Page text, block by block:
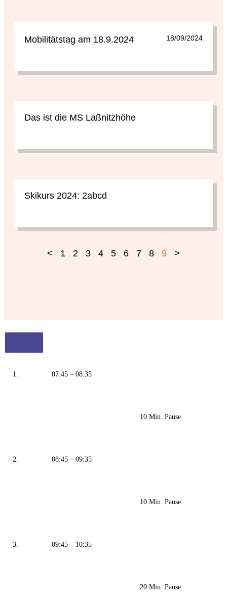
18/09/2024
Mobilitätstag am 18.9.2024
Das ist die MS Laßnitzhöhe
Skikurs 2024: 2abcd
< 1 2 3 4 5 6 7 8 9 >
1. 07:45 – 08:35
10 Min. Pause
2. 08:45 – 09:35
10 Min. Pause
3. 09:45 – 10:35
20 Min. Pause